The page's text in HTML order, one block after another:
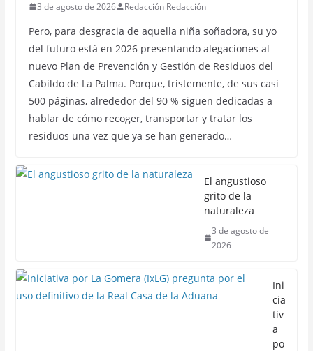
3 de agosto de 2026 Redacción Redacción
Pero, para desgracia de aquella niña soñadora, su yo
del futuro está en 2026 presentando alegaciones al
nuevo Plan de Prevención y Gestión de Residuos del
Cabildo de La Palma. Porque, tristemente, de sus casi
500 páginas, alrededor del 90 % siguen dedicadas a
hablar de cómo recoger, transportar y tratar los
residuos una vez que ya se han generado…
El angustioso
grito de la
naturaleza
3 de agosto de
2026
Ini
cia
tiv
a
po